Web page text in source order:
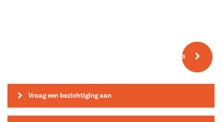
Meer fotos
Vraag een bezichtiging aan